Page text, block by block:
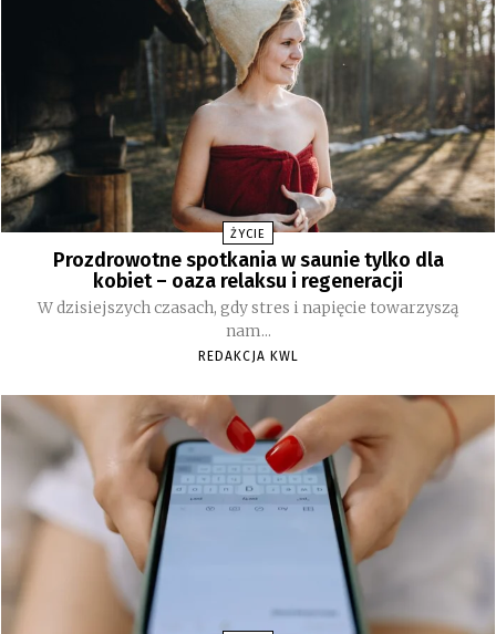
ŻYCIE
Prozdrowotne spotkania w saunie tylko dla
kobiet – oaza relaksu i regeneracji
W dzisiejszych czasach, gdy stres i napięcie towarzyszą
nam...
REDAKCJA KWL